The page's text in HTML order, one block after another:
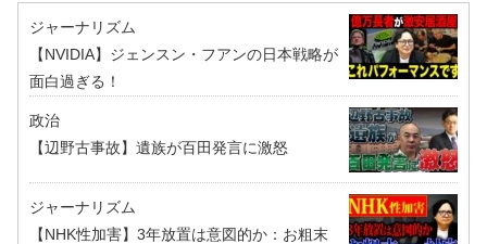
ジャーナリズム
【NVIDIA】ジェンスン・フアンの日本戦略が
面白過ぎる！
政治
【辺野古事故】遺族が百田発言に激怒
ジャーナリズム
【NHK性加害】3年放置は意図的か：お粗末